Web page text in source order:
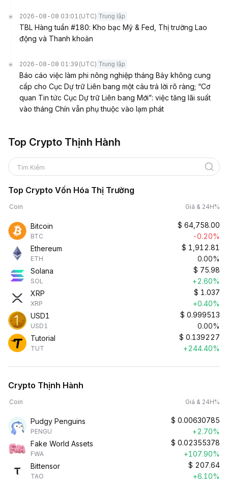
2026-08-08 03:01 (UTC) Trung lập
TBL Hàng tuần #180: Kho bạc Mỹ & Fed, Thị trường Lao
động và Thanh khoản
2026-08-08 01:39 (UTC) Trung lập
Báo cáo việc làm phi nông nghiệp tháng Bảy không cung
cấp cho Cục Dự trữ Liên bang một câu trả lời rõ ràng; “Cơ
quan Tin tức Cục Dự trữ Liên bang Mới”: việc tăng lãi suất
vào tháng Chín vẫn phụ thuộc vào lạm phát
Top Crypto Thịnh Hành
Tìm Kiếm
Top Crypto Vốn Hóa Thị Trường
Coin Giá & 24H%
Bitcoin
BTC
$ 64,758.00
-0.20%
Ethereum
ETH
$ 1,912.81
0.00%
Solana
SOL
$ 75.98
+2.60%
XRP
XRP
$ 1.037
+0.40%
USD1
USD1
$ 0.999513
0.00%
Tutorial
TUT
$ 0.139227
+244.40%
Crypto Thịnh Hành
Coin Giá & 24H%
Pudgy Penguins
PENGU
$ 0.00630785
+2.70%
Fake World Assets
FWA
$ 0.02355378
+107.90%
Bittensor
TAO
$ 207.64
+6.10%